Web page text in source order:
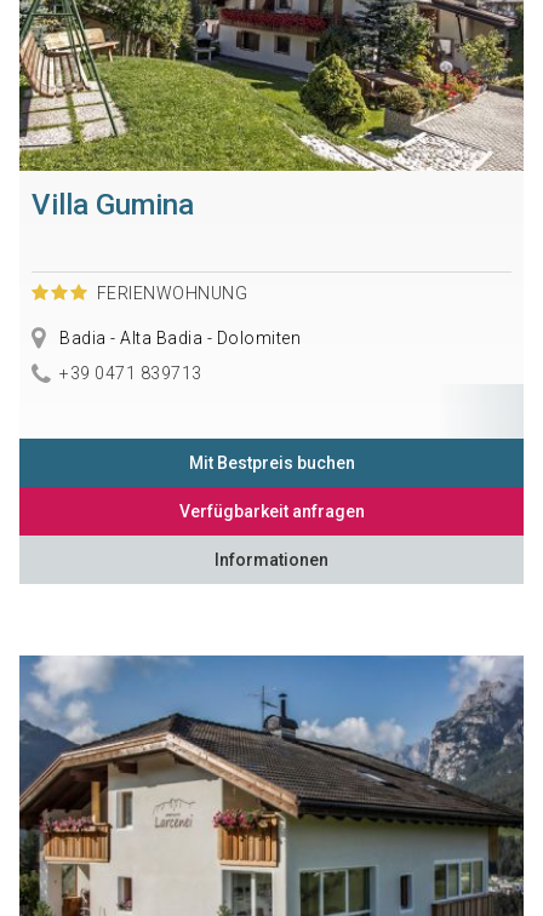
Villa Gumina
FERIENWOHNUNG
Badia - Alta Badia - Dolomiten
+39 0471 839713
Mit Bestpreis buchen
Verfügbarkeit anfragen
Informationen